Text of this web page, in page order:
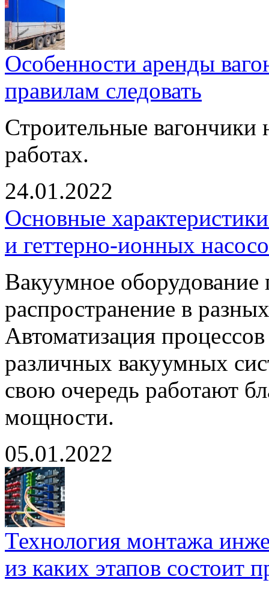
Особенности аренды
правилам следовать
Строительные
работах.
24.01.2022
Основные
и геттерно-ионных
Вакуумное
распространение в
Автоматизация
различных вакуумных
свою очередь работают
мощности.
05.01.2022
Технология монтажа
из каких этапов состоит